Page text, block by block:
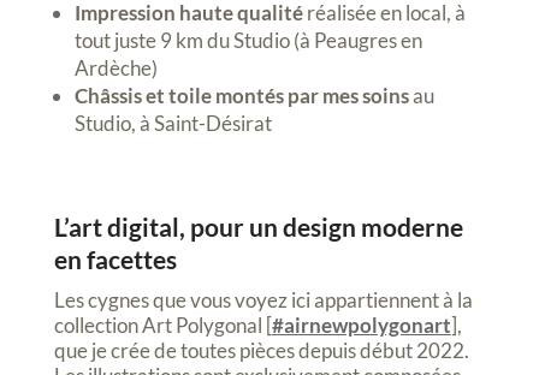
Impression haute qualitéréalisée en local, à
tout juste 9 km du Studio (à Peaugres en
Ardèche)
Châssis et toile montés par mes soinsau
Studio, à Saint-Désirat
L’art digital, pour un design moderne
en facettes
Les cygnes que vous voyez ici appartiennent à la
collection Art Polygonal [#airnewpolygonart],
que je crée de toutes pièces depuis début 2022.